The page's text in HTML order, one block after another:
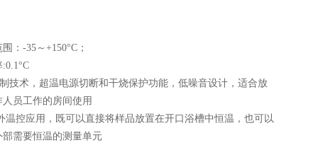
：-35～+150°C；
技术，超温电源切断和干烧保护功能，低噪音设计，适合放
员工作的房间使用
温控应用，既可以直接将样品放置在开口浴槽中恒温，也可以
部需要恒温的测量单元